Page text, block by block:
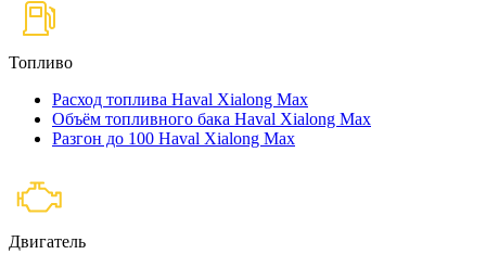
Топливо
Расход топлива Haval Xialong Max
Объём топливного бака Haval Xialong Max
Разгон до 100 Haval Xialong Max
Двигатель